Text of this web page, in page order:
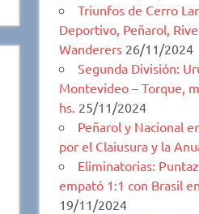
Triunfos de Cerro
Deportivo, Peñarol,
Wanderers 26/11/2024
Segunda División:
Montevideo – Torque,
hs. 25/11/2024
Peñarol y Nacional
por el Claiusura y la
Eliminatorias:
empató 1:1 con Brasil
19/11/2024